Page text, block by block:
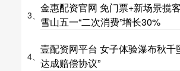
3、
金惠配资官网 免门票+新场景揽
雪山五一“二次消费”增长30%
4、
壹配资网平台 女子体验瀑布秋千
达成赔偿协议”